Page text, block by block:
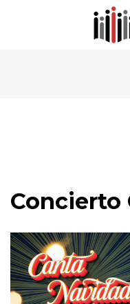
Concierto